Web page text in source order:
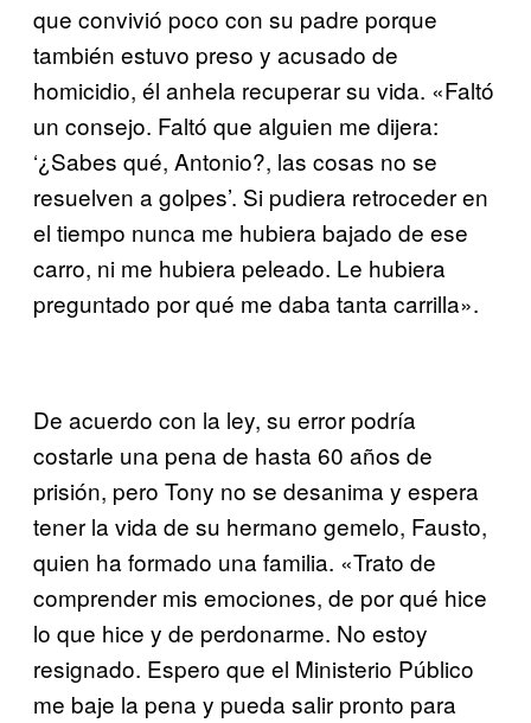
que convivió poco con su padre porque
también estuvo preso y acusado de
homicidio, él anhela recuperar su vida. «Faltó
un consejo. Faltó que alguien me dijera:
‘¿Sabes qué, Antonio?, las cosas no se
resuelven a golpes’. Si pudiera retroceder en
el tiempo nunca me hubiera bajado de ese
carro, ni me hubiera peleado. Le hubiera
preguntado por qué me daba tanta carrilla».
De acuerdo con la ley, su error podría
costarle una pena de hasta 60 años de
prisión, pero Tony no se desanima y espera
tener la vida de su hermano gemelo, Fausto,
quien ha formado una familia. «Trato de
comprender mis emociones, de por qué hice
lo que hice y de perdonarme. No estoy
resignado. Espero que el Ministerio Público
me baje la pena y pueda salir pronto para